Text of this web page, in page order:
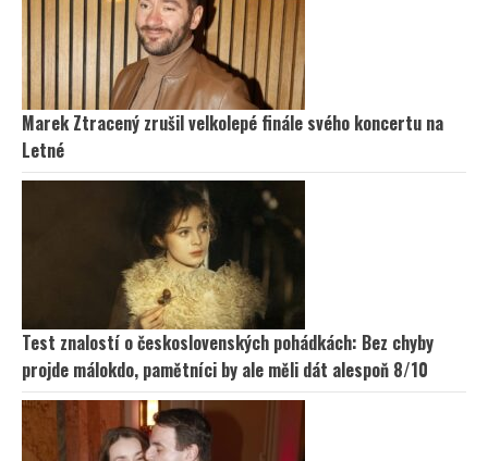
Marek Ztracený zrušil velkolepé finále svého koncertu na
Letné
Test znalostí o československých pohádkách: Bez chyby
projde málokdo, pamětníci by ale měli dát alespoň 8/10